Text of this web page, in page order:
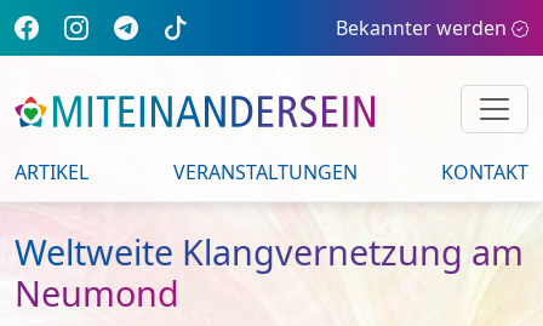
Bekannter werden
ARTIKEL VERANSTALTUNGEN KONTAKT
Weltweite Klangvernetzung am
Neumond